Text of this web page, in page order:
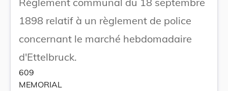
1898 relatif à un règlement de police
concernant le marché hebdomadaire
d'Ettelbruck.
609
MEMORIAL